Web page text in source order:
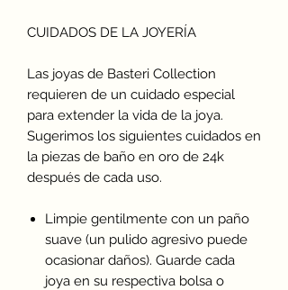
CUIDADOS DE LA JOYERÍA
Las joyas de Basteri Collection
requieren de un cuidado especial
para extender la vida de la joya.
Sugerimos los siguientes cuidados en
la piezas de baño en oro de 24k
después de cada uso.
Limpie gentilmente con un paño
suave (un pulido agresivo puede
ocasionar daños). Guarde cada
joya en su respectiva bolsa o